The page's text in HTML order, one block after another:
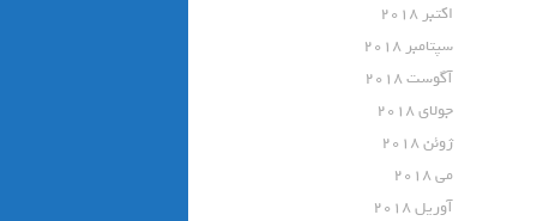
اکتبر 2018
سپتامبر 2018
آگوست 2018
جولای 2018
ژوئن 2018
می 2018
آوریل 2018